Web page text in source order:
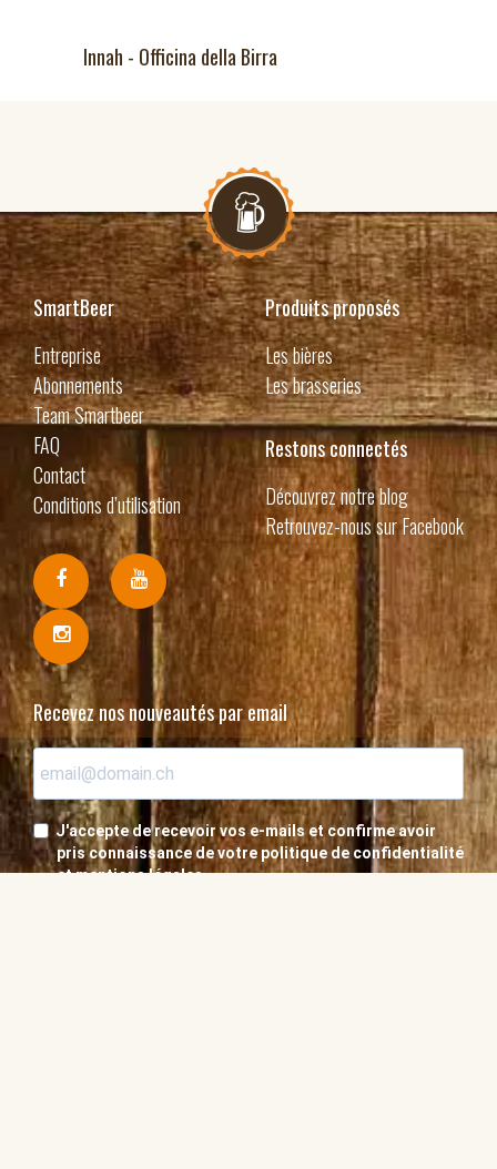
Innah - Officina della Birra
SmartBeer
Entreprise
Abonnements
Team Smartbeer
FAQ
Contact
Conditions d’utilisation
Produits proposés
Les bières
Les brasseries
Restons connectés
Découvrez notre blog
Retrouvez-nous sur Facebook
Recevez nos nouveautés par email
J'accepte de recevoir vos e-mails et confirme avoir
pris connaissance de votre politique de confidentialité
et mentions légales.